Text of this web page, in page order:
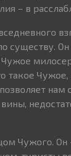
– в
существу.
такое Чужое,
нам
Чужого. Он